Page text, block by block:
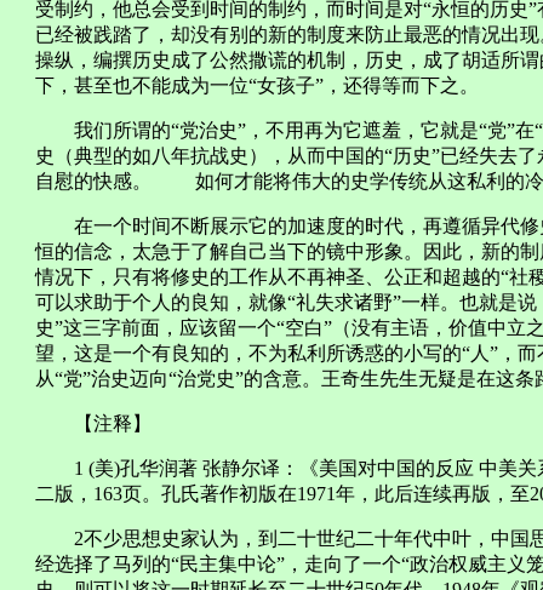
受制约，他总会受到时间的制约，而时间是对“永恒的
已经被践踏了，却没有别的新的制度来防止最恶的情况出
操纵，编撰历史成了公然撒谎的机制，历史，成了胡适所
下，甚至也不能成为一位“女孩子”，还得等而下之。
我们所谓的“党治史”，不用再为它遮羞，它就是“党”在
史（典型的如八年抗战史），从而中国的“历史”已经失去
自慰的快感。 如何才能将伟大的史学传统从这私利的冷
在一个时间不断展示它的加速度的时代，再遵循异代修
恒的信念，太急于了解自己当下的镜中形象。因此，新的
情况下，只有将修史的工作从不再神圣、公正和超越的“社
可以求助于个人的良知，就像“礼失求诸野”一样。也就是
史”这三字前面，应该留一个“空白”（没有主语，价值中立
望，这是一个有良知的，不为私利所诱惑的小写的“人”
从“党”治史迈向“治党史”的含意。王奇生先生无疑是在这条
【注释】
1 (美)孔华润著 张静尔译：《美国对中国的反应 中美关
二版，163页。孔氏著作初版在1971年，此后连续再版，至
2不少思想史家认为，到二十世纪二十年代中叶，中国
经选择了马列的“民主集中论”，走向了一个“政治权威主义